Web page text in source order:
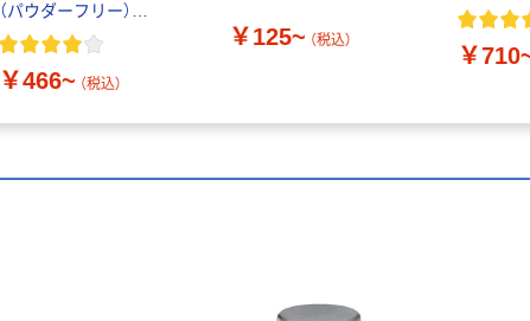
（パウダーフリー）
#2124 1箱（100枚入）
￥466~ （税込）
￥125~ （税込）
￥